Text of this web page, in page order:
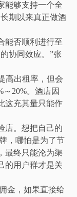
够支持一个全
期以来真正做酒
否顺利进行至
协同效应。”张
出租率，但会
20%。酒店因
这充其量只能作
。想把自己的
，哪怕是为了节
最终只能沦为渠
的用户群才是关
金，如果直接给